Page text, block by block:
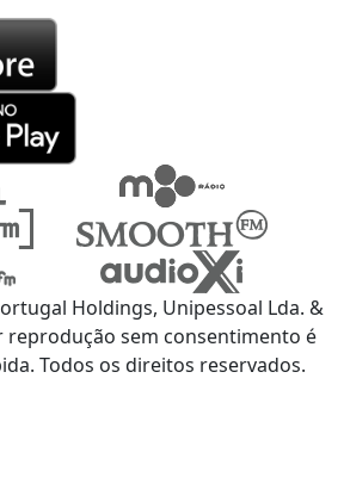
Holdings, Unipessoal Lda. &
reprodução sem consentimento é
Todos os direitos reservados.